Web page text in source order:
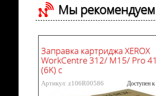
Мы
Заправка картриджа XEROX
WorkCentre 312/ M15/ Pro
(6K) с
Артикул: z106R00586 Доступен к